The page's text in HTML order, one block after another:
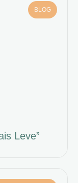
BLOG
Leve”